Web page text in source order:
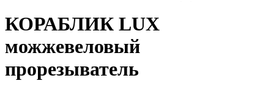
КОРАБЛИК LUX
можжевеловый
прорезыватель